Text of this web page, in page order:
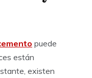
puede
están
existen